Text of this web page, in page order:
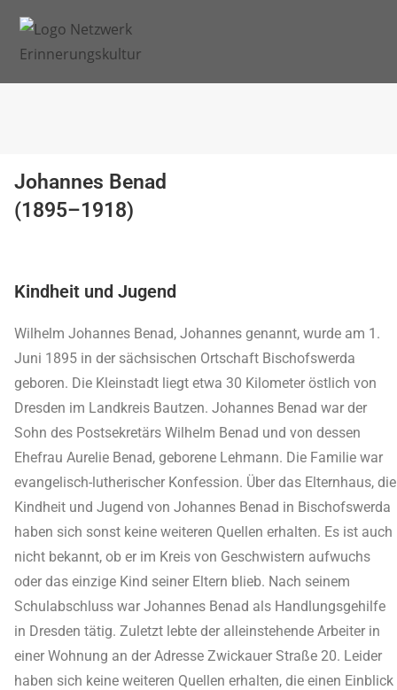
Johannes Benad
(1895–1918)
Kindheit und Jugend
Wilhelm Johannes Benad, Johannes genannt, wurde am 1.
Juni 1895 in der sächsischen Ortschaft Bischofswerda
geboren. Die Kleinstadt liegt etwa 30 Kilometer östlich von
Dresden im Landkreis Bautzen. Johannes Benad war der
Sohn des Postsekretärs Wilhelm Benad und von dessen
Ehefrau Aurelie Benad, geborene Lehmann. Die Familie war
evangelisch-lutherischer Konfession. Über das Elternhaus, die
Kindheit und Jugend von Johannes Benad in Bischofswerda
haben sich sonst keine weiteren Quellen erhalten. Es ist auch
nicht bekannt, ob er im Kreis von Geschwistern aufwuchs
oder das einzige Kind seiner Eltern blieb. Nach seinem
Schulabschluss war Johannes Benad als Handlungsgehilfe
in Dresden tätig. Zuletzt lebte der alleinstehende Arbeiter in
einer Wohnung an der Adresse Zwickauer Straße 20. Leider
haben sich keine weiteren Quellen erhalten, die einen Einblick